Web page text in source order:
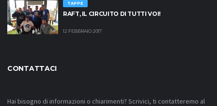
TAPPE
RAFT, IL CIRCUITO DI TUTTI VOI!
12 FEBBRAIO 2017
CONTATTACI
Hai bisogno di informazioni o chiarimenti? Scrivici, ti contatteremo al